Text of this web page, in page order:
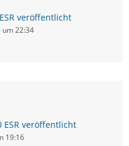
veröffentlicht
um 22:34
veröffentlicht
19:16